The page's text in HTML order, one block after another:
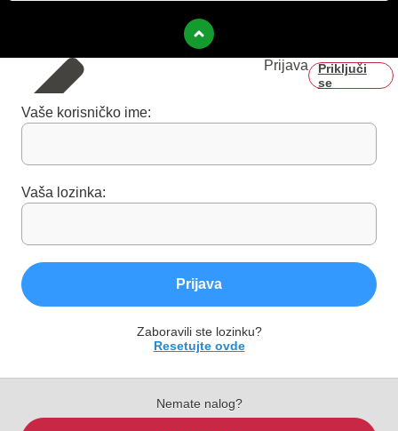
Prijava
Priključi
se
Vaše korisničko ime:
Vaša lozinka:
Prijava
Zaboravili ste lozinku?
Resetujte ovde
Nemate nalog?